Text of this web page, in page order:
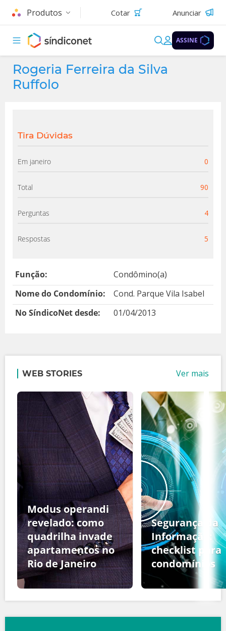
Produtos Cotar Anunciar
ASSINE
Rogeria Ferreira da Silva
Ruffolo
Tira Dúvidas
Em janeiro 0
Total 90
Perguntas 4
Respostas 5
Função:
Condômino(a)
Nome do Condomínio:
Cond. Parque Vila Isabel
No SíndicoNet desde:
01/04/2013
WEB STORIES Ver mais
Modus operandi
revelado: como
quadrilha invade
apartamentos no
Rio de Janeiro
Segurança da
Informação:
checklist para
condomínios